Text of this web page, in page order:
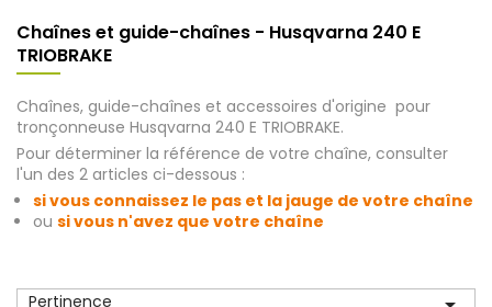
Chaînes et guide-chaînes - Husqvarna 240 E
TRIOBRAKE
Chaînes, guide-chaînes et accessoires d'origine pour
tronçonneuse Husqvarna 240 E TRIOBRAKE.
Pour déterminer la référence de votre chaîne, consulter
l'un des 2 articles ci-dessous :
si vous connaissez le pas et la jauge de votre chaîne
ou si vous n'avez que votre chaîne
Pertinence